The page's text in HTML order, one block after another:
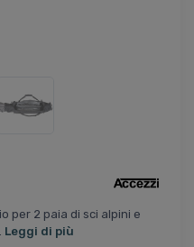
per 2 paia di sci alpini e
Leggi di più